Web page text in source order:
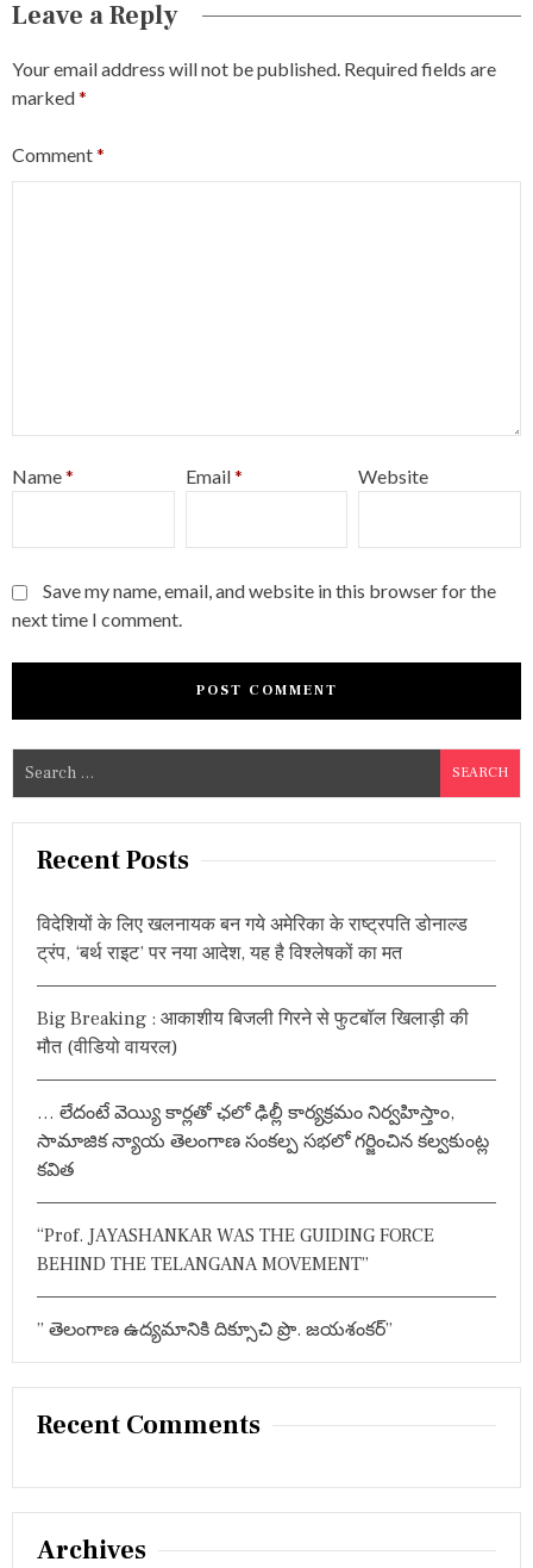
Leave a Reply
Your email address will not be published. Required fields are
marked*
Comment*
Name* Email* Website
Save my name, email, and website in this browser for the
next time I comment.
a
Recent Posts
विदेशियों के लिए खलनायक बन गये अमेरिका के राष्ट्रपति डोनाल्ड
ट्रंप, ‘बर्थ राइट’ पर नया आदेश, यह है विश्लेषकों का मत
Big Breaking : आकाशीय बिजली गिरने से फुटबॉल खिलाड़ी की
मौत (वीडियो वायरल)
… లేదంటే వెయ్యి కార్లతో ఛలో ఢిల్లీ కార్యక్రమం నిర్వహిస్తాం,
సామాజిక న్యాయ తెలంగాణ సంకల్ప సభలో గర్జించిన కల్వకుంట్ల
కవిత
“Prof. JAYASHANKAR WAS THE GUIDING FORCE
BEHIND THE TELANGANA MOVEMENT”
” తెలంగాణ ఉద్యమానికి దిక్సూచి ప్రొ. జయశంకర్”
Recent Comments
Archives